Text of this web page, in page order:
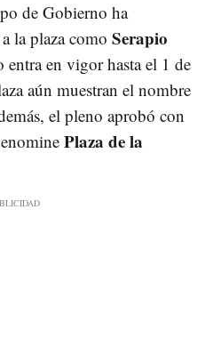
de Gobierno ha
la plaza como Serapio
entra en vigor hasta el 1 de
aún muestran el nombre
el pleno aprobó con
Plaza de la